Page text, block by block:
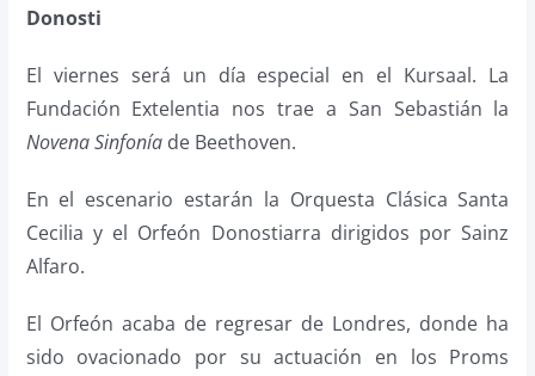
Donosti
El viernes será un día especial en el Kursaal. La
Fundación Extelentia nos trae a San Sebastián la
Novena Sinfoníade Beethoven.
En el escenario estarán la Orquesta Clásica Santa
Cecilia y el Orfeón Donostiarra dirigidos por Sainz
Alfaro.
El Orfeón acaba de regresar de Londres, donde ha
sido ovacionado por su actuación en los Proms